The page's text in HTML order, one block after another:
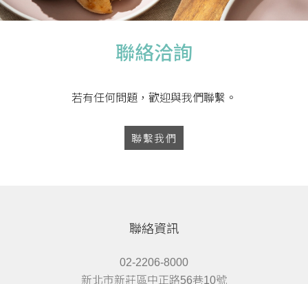
聯絡洽詢
若有任何問題，歡迎與我們聯繫。
聯繫我們
聯絡資訊
02-2206-8000
新北市新莊區中正路56巷10號